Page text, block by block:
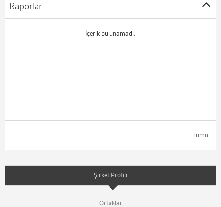
Raporlar
İçerik bulunamadı.
Tümü
Şirket Profili
Ortaklar